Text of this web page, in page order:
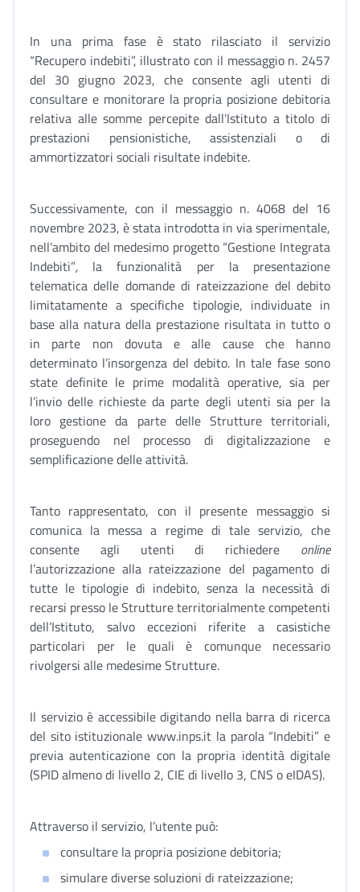
In una prima fase è stato rilasciato il servizio
“Recupero indebiti”, illustrato con il messaggio n. 2457
del 30 giugno 2023, che consente agli utenti di
consultare e monitorare la propria posizione debitoria
relativa alle somme percepite dall’Istituto a titolo di
prestazioni pensionistiche, assistenziali o di
ammortizzatori sociali risultate indebite.
Successivamente, con il messaggio n. 4068 del 16
novembre 2023, è stata introdotta in via sperimentale,
nell’ambito del medesimo progetto “Gestione Integrata
Indebiti”, la funzionalità per la presentazione
telematica delle domande di rateizzazione del debito
limitatamente a specifiche tipologie, individuate in
base alla natura della prestazione risultata in tutto o
in parte non dovuta e alle cause che hanno
determinato l’insorgenza del debito. In tale fase sono
state definite le prime modalità operative, sia per
l’invio delle richieste da parte degli utenti sia per la
loro gestione da parte delle Strutture territoriali,
proseguendo nel processo di digitalizzazione e
semplificazione delle attività.
Tanto rappresentato, con il presente messaggio si
comunica la messa a regime di tale servizio, che
consente agli utenti di richiedere online
l’autorizzazione alla rateizzazione del pagamento di
tutte le tipologie di indebito, senza la necessità di
recarsi presso le Strutture territorialmente competenti
dell’Istituto, salvo eccezioni riferite a casistiche
particolari per le quali è comunque necessario
rivolgersi alle medesime Strutture.
Il servizio è accessibile digitando nella barra di ricerca
del sito istituzionale www.inps.it la parola “Indebiti” e
previa autenticazione con la propria identità digitale
(SPID almeno di livello 2, CIE di livello 3, CNS o eIDAS).
Attraverso il servizio, l’utente può:
consultare la propria posizione debitoria;
simulare diverse soluzioni di rateizzazione;